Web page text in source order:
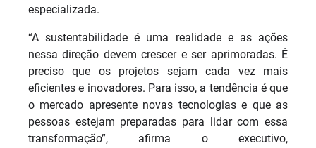
especializada.
“A sustentabilidade é uma realidade e as ações
nessa direção devem crescer e ser aprimoradas. É
preciso que os projetos sejam cada vez mais
eficientes e inovadores. Para isso, a tendência é que
o mercado apresente novas tecnologias e que as
pessoas estejam preparadas para lidar com essa
transformação”, afirma o executivo,